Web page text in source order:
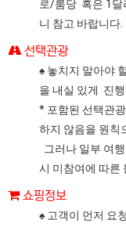
로/룸당 혹은 1달
니 참고 바랍니다.
선택관광
♠ 놓치지 말아야
을 내실 있게 진
* 포함된 선택관
하지 않음을 원칙
그러나 일부 여
시 미참여에 따른
쇼핑정보
♠ 고객이 먼저 요